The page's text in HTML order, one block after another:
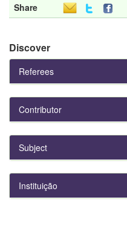
Share
Discover
Referees
Contributor
Subject
Instituição